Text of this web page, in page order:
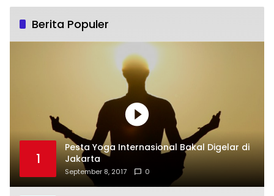
Berita Populer
1
Pesta Yoga Internasional Bakal Digelar di
Jakarta
September 8, 2017 0